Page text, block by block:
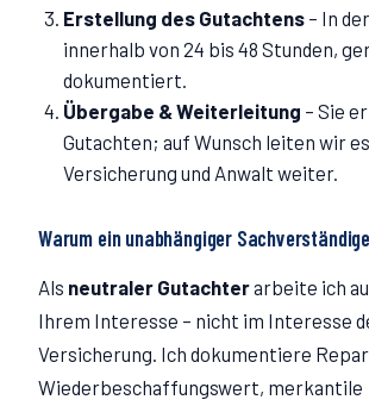
Erstellung des Gutachtens– In
innerhalb von 24 bis 48 Stunden,
dokumentiert.
Übergabe & Weiterleitung – Sie
Gutachten; auf Wunsch leiten wir
Versicherung und Anwalt weiter.
Warum ein unabhängiger
Als neutraler Gutachterarbeite ich
Ihrem Interesse – nicht im Interesse
Versicherung. Ich dokumentiere
Wiederbeschaffungswert, merkantile